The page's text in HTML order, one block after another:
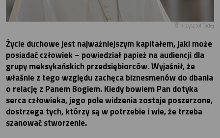
Krzysztof Tadej
Życie duchowe jest najważniejszym kapitałem, jaki może
posiadać człowiek – powiedział papież na audiencji dla
grupy meksykańskich przedsiębiorców. Wyjaśnił, że
właśnie z tego względu zachęca biznesmenów do dbania
o relację z Panem Bogiem. Kiedy bowiem Pan dotyka
serca człowieka, jego pole widzenia zostaje poszerzone,
dostrzega tych, którzy są w potrzebie i wie, że trzeba
szanować stworzenie.